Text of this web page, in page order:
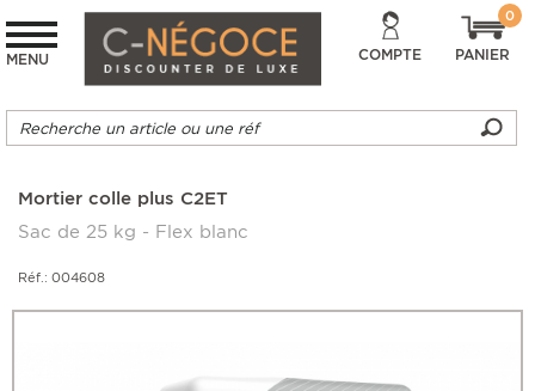
MENU COMPTE PANIER
0
Mortier colle plus C2ET
Sac de 25 kg - Flex blanc
Réf.: 004608